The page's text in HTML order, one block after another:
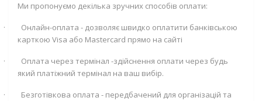
Ми пропонуємо декілька зручних способів оплати:
·
Онлайн-оплата - дозволяє швидко оплатити банківською
карткою Visa або Mastercard прямо на сайті
·
Оплата через термінал -здійснення оплати через будь
який платіжний термінал на ваш вибір.
·
Безготівкова оплата - передбачений для організацій та